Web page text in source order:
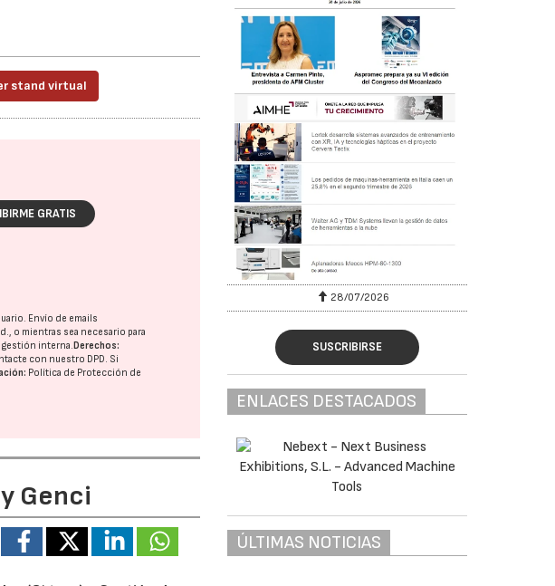
stand virtual
GRATIS
Envío de emails
o mientras sea necesario para
gestión interna.Derechos:
con nuestro DPD. Si
Política de Protección de
Genci
28/07/2026
SUSCRIBIRSE
ENLACES DESTACADOS
ÚLTIMAS NOTICIAS